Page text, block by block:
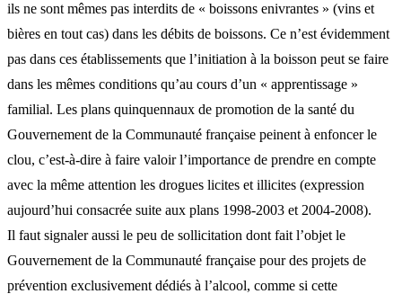
ils ne sont mêmes pas interdits de « boissons enivrantes » (vins et
bières en tout cas) dans les débits de boissons. Ce n’est évidemment
pas dans ces établissements que l’initiation à la boisson peut se faire
dans les mêmes conditions qu’au cours d’un « apprentissage »
familial. Les plans quinquennaux de promotion de la santé du
Gouvernement de la Communauté française peinent à enfoncer le
clou, c’est-à-dire à faire valoir l’importance de prendre en compte
avec la même attention les drogues licites et illicites (expression
aujourd’hui consacrée suite aux plans 1998-2003 et 2004-2008).
Il faut signaler aussi le peu de sollicitation dont fait l’objet le
Gouvernement de la Communauté française pour des projets de
prévention exclusivement dédiés à l’alcool, comme si cette